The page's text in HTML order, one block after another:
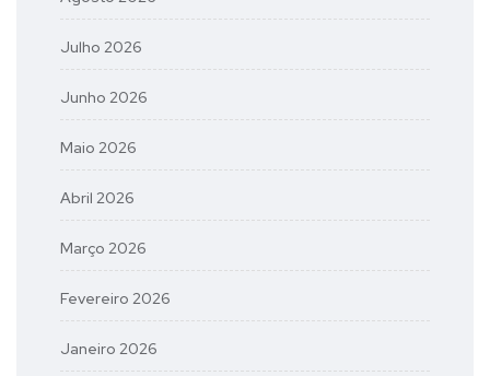
Julho 2026
Junho 2026
Maio 2026
Abril 2026
Março 2026
Fevereiro 2026
Janeiro 2026